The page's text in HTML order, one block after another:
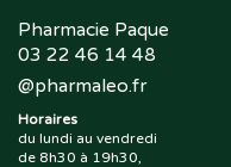
Pharmacie Paque
03 22 46 14 48
@pharmaleo.fr
Horaires
du lundi au vendredi
de 8h30 à 19h30,